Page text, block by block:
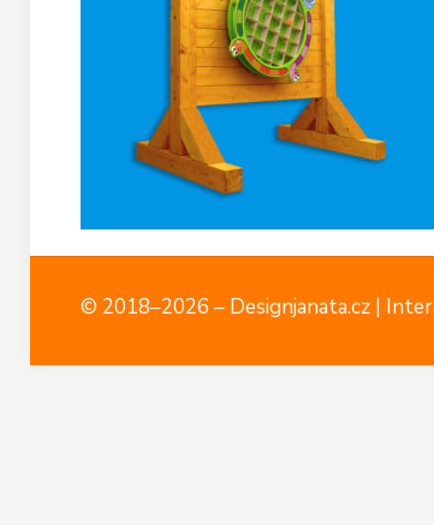
© 2018–2026 – Designjanata.cz |